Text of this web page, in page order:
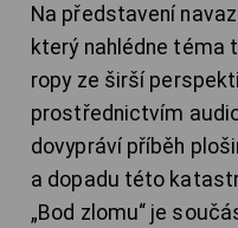
Na představení
který nahlédne téma
ropy ze širší
prostřednictvím
dovypráví příběh
a dopadu této
„Bod zlomu“ je